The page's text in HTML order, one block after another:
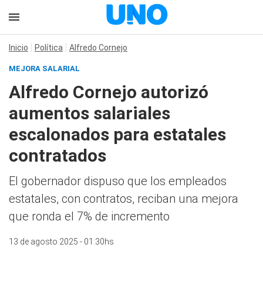
Inicio Política Alfredo Cornejo
MEJORA SALARIAL
Alfredo Cornejo autorizó
aumentos salariales
escalonados para estatales
contratados
El gobernador dispuso que los empleados
estatales, con contratos, reciban una mejora
que ronda el 7% de incremento
13 de agosto 2025 - 01:30hs